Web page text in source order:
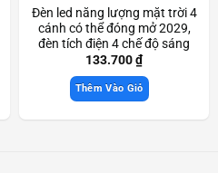
Đèn led năng lượng mặt trời 4
cánh có thể đóng mở 2029,
đèn tích điện 4 chế độ sáng
Scd3590
133.700₫
Thêm Vào Giỏ